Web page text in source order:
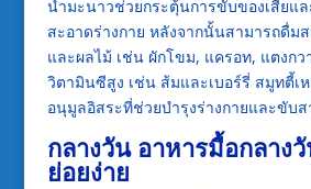
น้ำมะนาวช่วยกระตุ้นการขับของเสียแ
สะอาดร่างกาย หลังจากนั้นสามารถดื่ม
และผลไม้ เช่น ผักโขม, แครอท, แตงกว
วิตามินซีสูง เช่น ส้มและเบอร์รี่ สมูทตี้เ
อนุมูลอิสระที่ช่วยบำรุงร่างกายและขับ
กลางวัน อาหารมื้อกลาง
ย่อยง่าย